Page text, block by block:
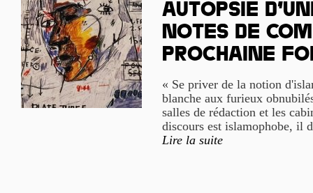
Autopsie
notes de
prochaine
« Se priver de la notion
blanche aux furieux
salles de rédaction et les
discours est islamophobe, il
Lire la suite